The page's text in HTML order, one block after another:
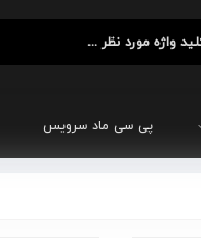
پی سی ماد سرویس